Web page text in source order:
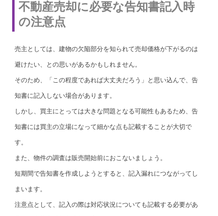
不動産売却に必要な告知書記入時
の注意点
売主としては、建物の欠陥部分を知られて売却価格が下がるのは
避けたい、との思いがあるかもしれません。
そのため、「この程度であれば大丈夫だろう」と思い込んで、告
知書に記入しない場合があります。
しかし、買主にとっては大きな問題となる可能性もあるため、告
知書には買主の立場になって細かな点も記載することが大切で
す。
また、物件の調査は販売開始前におこないましょう。
短期間で告知書を作成しようとすると、記入漏れにつながってし
まいます。
注意点として、記入の際は対応状況についても記載する必要があ